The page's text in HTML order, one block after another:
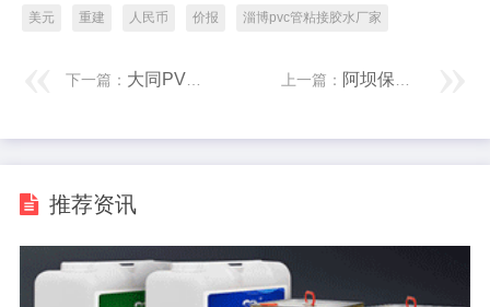
美元 重建 人民币 价报 淄博pvc管粘接胶水厂家
下一篇： 大同PVC管道管件粘结胶 为什么建议你写公众号？因为这是2026获客变现好走的路 上一篇： 阿坝保温护角专用胶 华汇智能过会：今年IPO过关17 国泰海通过3单
推荐资讯